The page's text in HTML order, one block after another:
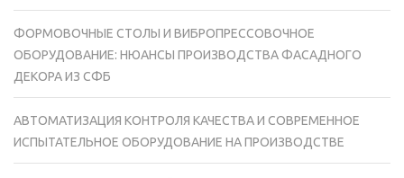
ФОРМОВОЧНЫЕ СТОЛЫ И ВИБРОПРЕССОВОЧНОЕ
ОБОРУДОВАНИЕ: НЮАНСЫ ПРОИЗВОДСТВА ФАСАДНОГО
ДЕКОРА ИЗ СФБ
АВТОМАТИЗАЦИЯ КОНТРОЛЯ КАЧЕСТВА И СОВРЕМЕННОЕ
ИСПЫТАТЕЛЬНОЕ ОБОРУДОВАНИЕ НА ПРОИЗВОДСТВЕ